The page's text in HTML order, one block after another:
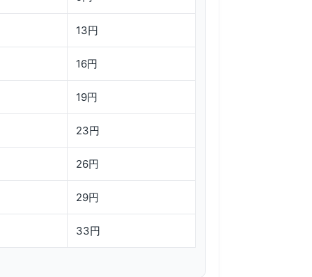
13円
16円
19円
23円
26円
29円
33円